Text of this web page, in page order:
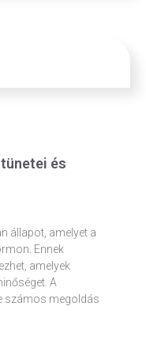
és
állapot, amelyet a
Ennek
amelyek
A
számos megoldás